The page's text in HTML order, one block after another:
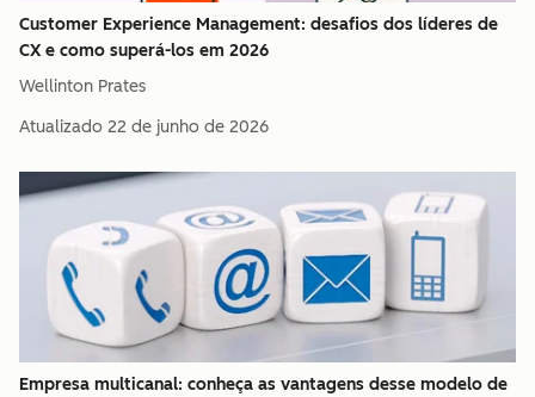
Customer Experience Management: desafios dos líderes de
CX e como superá-los em 2026
Wellinton Prates
Atualizado 22 de junho de 2026
Empresa multicanal: conheça as vantagens desse modelo de